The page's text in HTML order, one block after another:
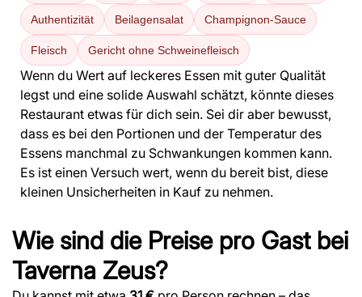
Authentizität Beilagensalat Champignon-Sauce
Fleisch Gericht ohne Schweinefleisch
Wenn du Wert auf leckeres Essen mit guter Qualität
legst und eine solide Auswahl schätzt, könnte dieses
Restaurant etwas für dich sein. Sei dir aber bewusst,
dass es bei den Portionen und der Temperatur des
Essens manchmal zu Schwankungen kommen kann.
Es ist einen Versuch wert, wenn du bereit bist, diese
kleinen Unsicherheiten in Kauf zu nehmen.
Wie sind die Preise pro Gast bei
Taverna Zeus?